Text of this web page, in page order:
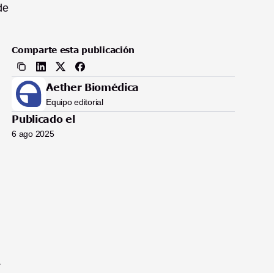
Comparte esta publicación
Aether Biomédica
Equipo editorial
Publicado el
6 ago 2025